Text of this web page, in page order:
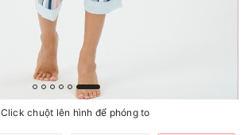
Click chuột lên hình để phóng to